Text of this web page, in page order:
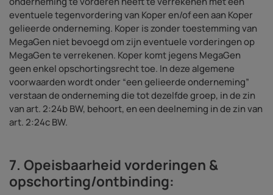
eventuele tegenvordering van Koper en/of een aan Koper
gelieerde onderneming. Koper is zonder toestemming van
MegaGen niet bevoegd om zijn eventuele vorderingen op
MegaGen te verrekenen. Koper komt jegens MegaGen
geen enkel opschortingsrecht toe. In deze algemene
voorwaarden wordt onder “een gelieerde onderneming”
verstaan de onderneming die tot dezelfde groep, in de zin
van art. 2:24b BW, behoort, en een deelneming in de zin van
art. 2:24c BW.
7. Opeisbaarheid vorderingen &
opschorting/ontbinding: